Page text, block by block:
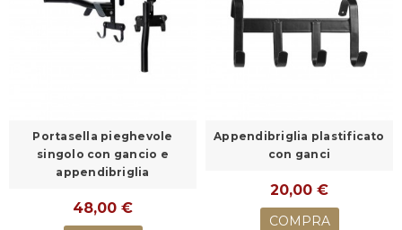
Portasella pieghevole
singolo con gancio e
appendibriglia
48,00 €
Appendibriglia plastificato
con ganci
20,00 €
COMPRA